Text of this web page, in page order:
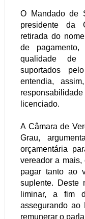
O Mandado de
presidente da
retirada do
de
qualidade de
suportados
entendia,
licenciado.
A Câmara de
Grau,
orçamentária
vereador a
pagar tanto ao
suplente. Deste
liminar, a fim
assegurando
remunerar o